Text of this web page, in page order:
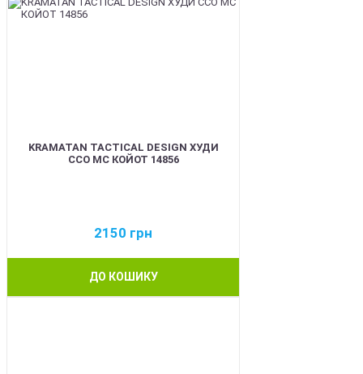
KRAMATAN TACTICAL DESIGN ХУДИ
ССО МС КОЙОТ 14856
2150 грн
ДО КОШИКУ